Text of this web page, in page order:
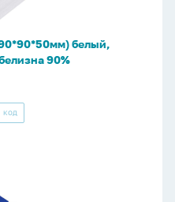
белый,
90%
КОД